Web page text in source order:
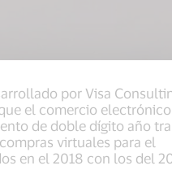
por Visa
el comercio
de doble dígito año
virtuales para el
en el 2018 con los del